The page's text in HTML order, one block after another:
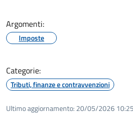
Argomenti:
Imposte
Categorie:
Tributi, finanze e contravvenzioni
Ultimo aggiornamento: 20/05/2026